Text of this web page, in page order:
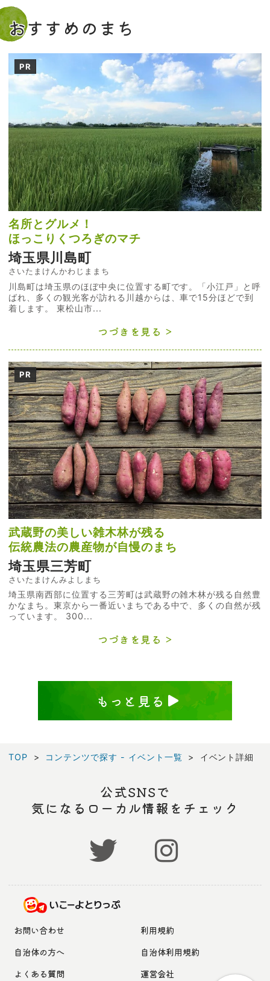
おすすめのまち
PR
名所とグルメ！
ほっこりくつろぎのマチ
埼玉県川島町
さいたまけんかわじままち
川島町は埼玉県のほぼ中央に位置する町です。「小江戸」と呼
ばれ、多くの観光客が訪れる川越からは、車で15分ほどで到
着します。 東松山市...
つづきを見る
PR
武蔵野の美しい雑木林が残る
伝統農法の農産物が自慢のまち
埼玉県三芳町
さいたまけんみよしまち
埼玉県南西部に位置する三芳町は武蔵野の雑木林が残る自然豊
かなまち。東京から一番近いまちである中で、多くの自然が残
っています。 300...
つづきを見る
もっと見る
TOP コンテンツで探す - イベント一覧 イベント詳細
公式SNSで
気になるローカル情報をチェック
お問い合わせ
利用規約
自治体の方へ
自治体利用規約
よくある質問
運営会社